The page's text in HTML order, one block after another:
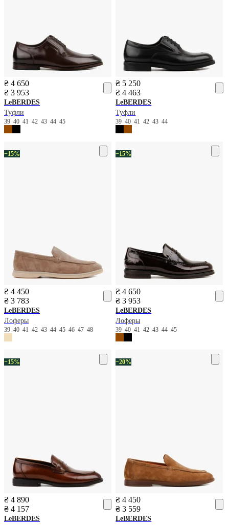
₴ 4 650
₴ 3 953
LeBERDES
Туфли
39 40 41 42 43 44 45
₴ 5 250
₴ 4 463
LeBERDES
Туфли
394041424344
−15%
₴ 4 450
₴ 3 783
LeBERDES
Лоферы
39 40 41 42 43 44 45 46 47 48
−15%
₴ 4 650
₴ 3 953
LeBERDES
Лоферы
39404142434445
−15%
₴ 4 890
₴ 4 157
LeBERDES
−20%
₴ 4 450
₴ 3 559
LeBERDES